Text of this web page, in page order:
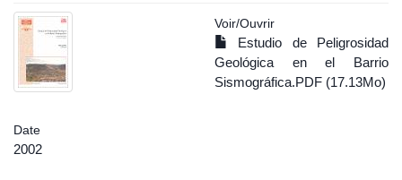
Voir/Ouvrir
Estudio de Peligrosidad
Geológica en el Barrio
Sismográfica.PDF (17.13Mo)
Date
2002